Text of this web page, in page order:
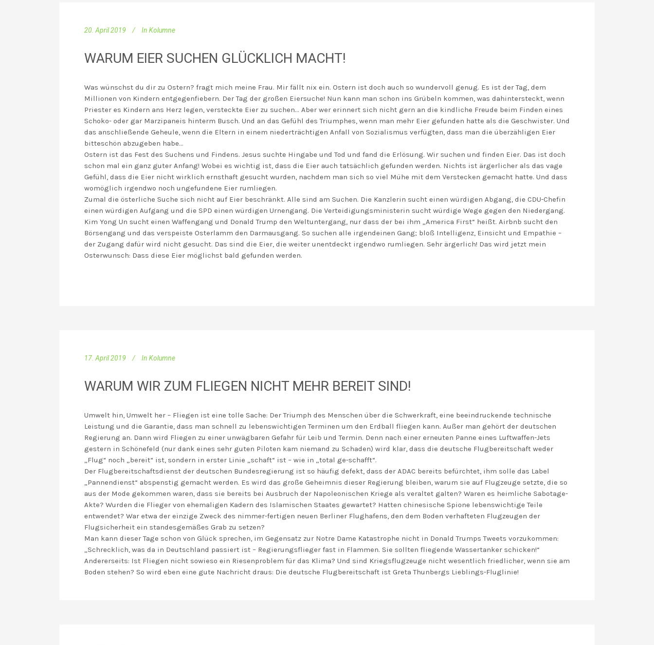
20. April 2019 In Kolumne
WARUM EIER SUCHEN GLÜCKLICH MACHT!
Was wünschst du dir zu Ostern? fragt mich meine Frau. Mir fällt nix ein. Ostern ist doch auch so wundervoll genug. Es ist der Tag, dem
Millionen von Kindern entgegenfiebern. Der Tag der großen Eiersuche! Nun kann man schon ins Grübeln kommen, was dahintersteckt, wenn
Priester es Kindern ans Herz legen, versteckte Eier zu suchen… Aber wer erinnert sich nicht gern an die kindliche Freude beim Finden eines
Schoko- oder gar Marzipaneis hinterm Busch. Und an das Gefühl des Triumphes, wenn man mehr Eier gefunden hatte als die Geschwister. Und
das anschließende Geheule, wenn die Eltern in einem niederträchtigen Anfall von Sozialismus verfügten, dass man die überzähligen Eier
bitteschön abzugeben habe…
Ostern ist das Fest des Suchens und Findens. Jesus suchte Hingabe und Tod und fand die Erlösung. Wir suchen und finden Eier. Das ist doch
schon mal ein ganz guter Anfang! Wobei es wichtig ist, dass die Eier auch tatsächlich gefunden werden. Nichts ist ärgerlicher als das vage
Gefühl, dass die Eier nicht wirklich ernsthaft gesucht wurden, nachdem man sich so viel Mühe mit dem Verstecken gemacht hatte. Und dass
womöglich irgendwo noch ungefundene Eier rumliegen.
Zumal die österliche Suche sich nicht auf Eier beschränkt. Alle sind am Suchen. Die Kanzlerin sucht einen würdigen Abgang, die CDU-Chefin
einen würdigen Aufgang und die SPD einen würdigen Urnengang. Die Verteidigungsministerin sucht würdige Wege gegen den Niedergang.
Kim Yong Un sucht einen Waffengang und Donald Trump den Weltuntergang, nur dass der bei ihm „America First“ heißt. Airbnb sucht den
Börsengang und das verspeiste Osterlamm den Darmausgang. So suchen alle irgendeinen Gang; bloß Intelligenz, Einsicht und Empathie –
der Zugang dafür wird nicht gesucht. Das sind die Eier, die weiter unentdeckt irgendwo rumliegen. Sehr ärgerlich! Das wird jetzt mein
Osterwunsch: Dass diese Eier möglichst bald gefunden werden.
17. April 2019 In Kolumne
WARUM WIR ZUM FLIEGEN NICHT MEHR BEREIT SIND!
Umwelt hin, Umwelt her – Fliegen ist eine tolle Sache: Der Triumph des Menschen über die Schwerkraft, eine beeindruckende technische
Leistung und die Garantie, dass man schnell zu lebenswichtigen Terminen um den Erdball fliegen kann. Außer man gehört der deutschen
Regierung an. Dann wird Fliegen zu einer unwägbaren Gefahr für Leib und Termin. Denn nach einer erneuten Panne eines Luftwaffen-Jets
gestern in Schönefeld (nur dank eines sehr guten Piloten kam niemand zu Schaden) wird klar, dass die deutsche Flugbereitschaft weder
„Flug“ noch „bereit“ ist, sondern in erster Linie „schaft“ ist – wie in „total ge-schafft“.
Der Flugbereitschaftsdienst der deutschen Bundesregierung ist so häufig defekt, dass der ADAC bereits befürchtet, ihm solle das Label
„Pannendienst“ abspenstig gemacht werden. Es wird das große Geheimnis dieser Regierung bleiben, warum sie auf Flugzeuge setzte, die so
aus der Mode gekommen waren, dass sie bereits bei Ausbruch der Napoleonischen Kriege als veraltet galten? Waren es heimliche Sabotage-
Akte? Wurden die Flieger von ehemaligen Kadern des Islamischen Staates gewartet? Hatten chinesische Spione lebenswichtige Teile
entwendet? War etwa der einzige Zweck des nimmer-fertigen neuen Berliner Flughafens, den dem Boden verhafteten Flugzeugen der
Flugsicherheit ein standesgemäßes Grab zu setzen?
Man kann dieser Tage schon von Glück sprechen, im Gegensatz zur Notre Dame Katastrophe nicht in Donald Trumps Tweets vorzukommen:
„Schrecklich, was da in Deutschland passiert ist – Regierungsflieger fast in Flammen. Sie sollten fliegende Wassertanker schicken!“
Andererseits: Ist Fliegen nicht sowieso ein Riesenproblem für das Klima? Und sind Kriegsflugzeuge nicht wesentlich friedlicher, wenn sie am
Boden stehen? So wird eben eine gute Nachricht draus: Die deutsche Flugbereitschaft ist Greta Thunbergs Lieblings-Fluglinie!